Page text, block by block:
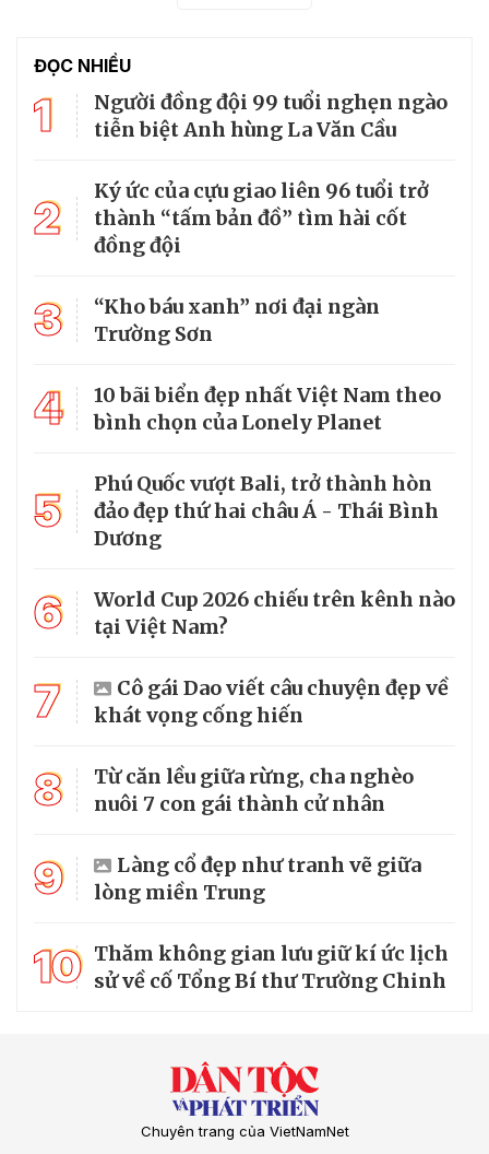
ĐỌC NHIỀU
1
Người đồng đội 99 tuổi nghẹn ngào
tiễn biệt Anh hùng La Văn Cầu
2
Ký ức của cựu giao liên 96 tuổi trở
thành “tấm bản đồ” tìm hài cốt
đồng đội
3
“Kho báu xanh” nơi đại ngàn
Trường Sơn
4
10 bãi biển đẹp nhất Việt Nam theo
bình chọn của Lonely Planet
5
Phú Quốc vượt Bali, trở thành hòn
đảo đẹp thứ hai châu Á - Thái Bình
Dương
6
World Cup 2026 chiếu trên kênh nào
tại Việt Nam?
7
Cô gái Dao viết câu chuyện đẹp về
khát vọng cống hiến
8
Từ căn lều giữa rừng, cha nghèo
nuôi 7 con gái thành cử nhân
9
Làng cổ đẹp như tranh vẽ giữa
lòng miền Trung
10 Thăm không gian lưu giữ kí ức lịch
sử về cố Tổng Bí thư Trường Chinh
Chuyên trang của VietNamNet